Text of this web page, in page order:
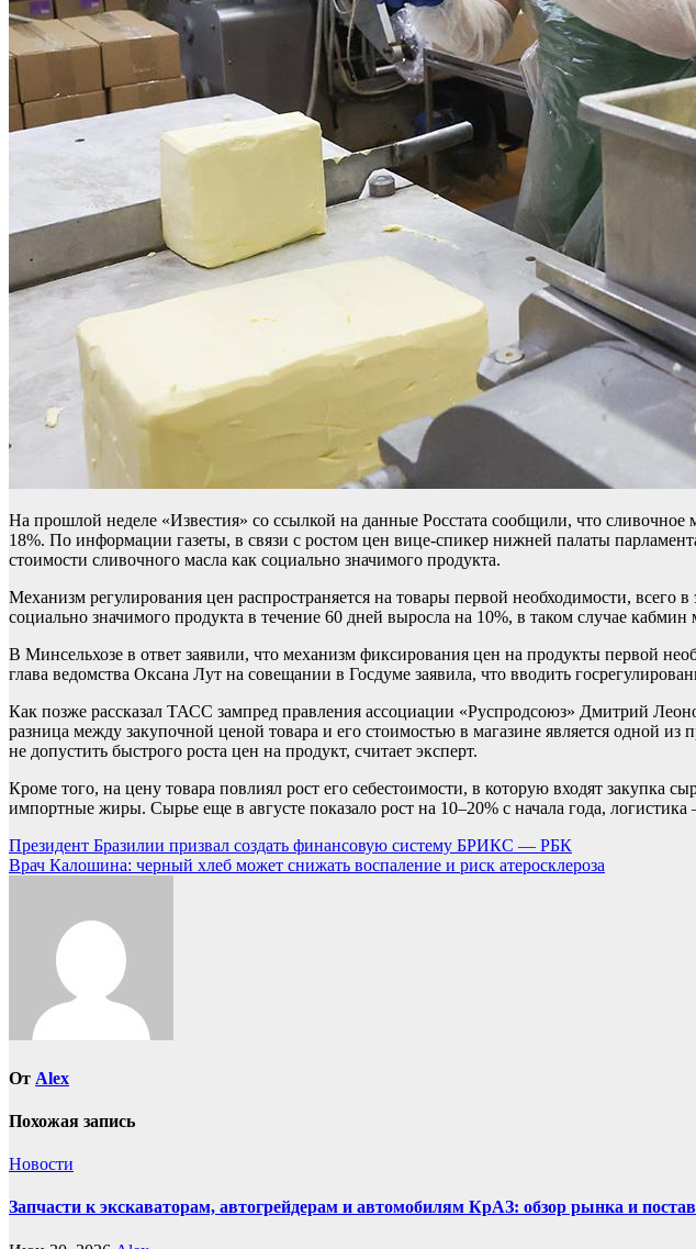
На прошлой неделе «Известия» со ссылкой на данные Росстата сообщили, что
18%. По информации газеты, в связи с ростом цен вице-спикер нижней палаты
стоимости сливочного масла как социально значимого продукта.
Механизм регулирования цен распространяется на товары первой необходимости,
социально значимого продукта в течение 60 дней выросла на 10%, в таком случае
В Минсельхозе в ответ заявили, что механизм фиксирования цен на продукты первой
глава ведомства Оксана Лут на совещании в Госдуме заявила, что вводить
Как позже рассказал ТАСС зампред правления ассоциации «Руспродсоюз» Дмитрий
разница между закупочной ценой товара и его стоимостью в магазине является одной
не допустить быстрого роста цен на продукт, считает эксперт.
Кроме того, на цену товара повлиял рост его себестоимости, в которую входят закупка
импортные жиры. Сырье еще в августе показало рост на 10–20% с начала года,
Навигация
по
Президент Бразилии призвал создать финансовую систему БРИКС — РБК
Врач Калошина: черный хлеб может снижать воспаление и риск атеросклероза
От Alex
Похожая запись
Новости
Запчасти к экскаваторам, автогрейдерам и автомобилям КрАЗ: обзор рынка и